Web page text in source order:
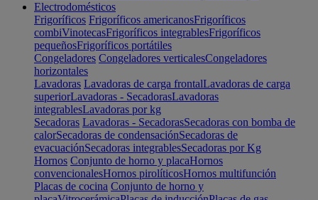
Electrodomésticos
Frigoríficos Frigoríficos americanosFrigoríficos
combiVinotecasFrigoríficos integrablesFrigoríficos
pequeñosFrigoríficos portátiles
Congeladores Congeladores verticalesCongeladores
horizontales
Lavadoras Lavadoras de carga frontalLavadoras de carga
superiorLavadoras - SecadorasLavadoras
integrablesLavadoras por kg
Secadoras Lavadoras - SecadorasSecadoras con bomba de
calorSecadoras de condensaciónSecadoras de
evacuaciónSecadoras integrablesSecadoras por Kg
Hornos Conjunto de horno y placaHornos
convencionalesHornos pirolíticosHornos multifunción
Placas de cocina Conjunto de horno y